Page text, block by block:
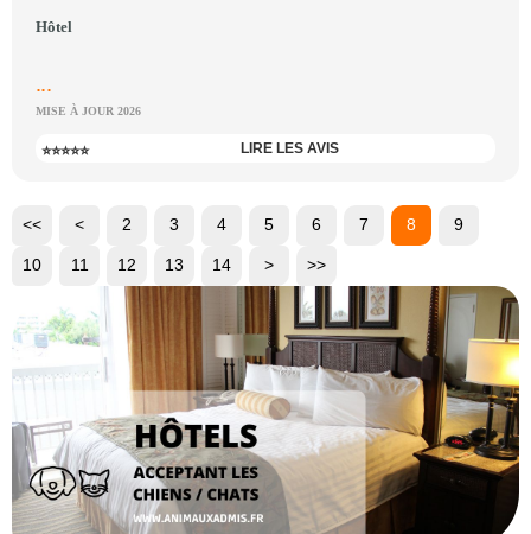
Hôtel
...
MISE À JOUR 2026
⭐⭐⭐⭐⭐ LIRE LES AVIS
<< < 2 3 4 5 6 7 8 9
10 11 12 13 14 > >>